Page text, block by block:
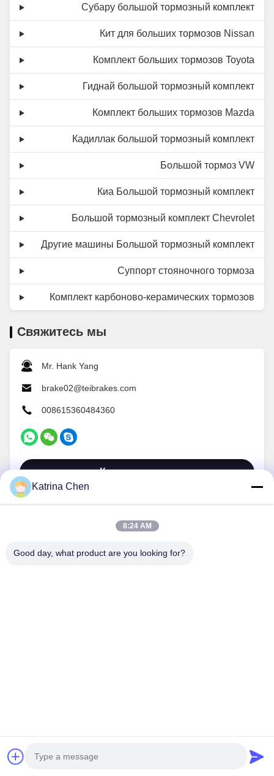
Субару большой тормозный комплект
Кит для больших тормозов Nissan
Комплект больших тормозов Toyota
Гиднай большой тормозный комплект
Комплект больших тормозов Mazda
Кадиллак большой тормозный комплект
Большой тормоз VW
Киа Большой тормозный комплект
Большой тормозный комплект Chevrolet
Другие машины Большой тормозный комплект
Суппорт стояночного тормоза
Комплект карбоново-керамических тормозов
Свяжитесь мы
Mr. Hank Yang
brake02@teibrakes.com
008615360484360
Контакт теперь
Сопутствующие продукты
Katrina Chen
8:24 AM
Good day, what product are you looking for?